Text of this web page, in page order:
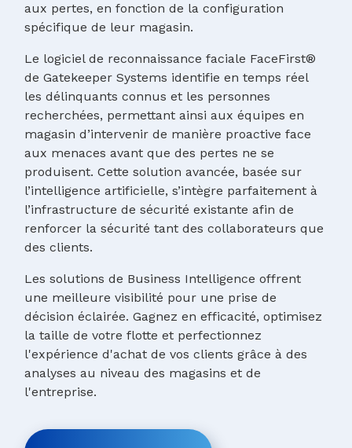
aux pertes, en fonction de la configuration
spécifique de leur magasin.
Le logiciel de reconnaissance faciale FaceFirst®
de Gatekeeper Systems identifie en temps réel
les délinquants connus et les personnes
recherchées, permettant ainsi aux équipes en
magasin d’intervenir de manière proactive face
aux menaces avant que des pertes ne se
produisent. Cette solution avancée, basée sur
l’intelligence artificielle, s’intègre parfaitement à
l’infrastructure de sécurité existante afin de
renforcer la sécurité tant des collaborateurs que
des clients.
Les solutions de Business Intelligence offrent
une meilleure visibilité pour une prise de
décision éclairée. Gagnez en efficacité, optimisez
la taille de votre flotte et perfectionnez
l'expérience d'achat de vos clients grâce à des
analyses au niveau des magasins et de
l'entreprise.